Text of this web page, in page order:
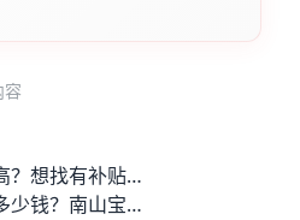
容
租办公室怕成本高？想找有补贴又匹配产业的区域？
深圳写字楼租赁多少钱？南山宝安前海等热门区域租金行情大揭秘